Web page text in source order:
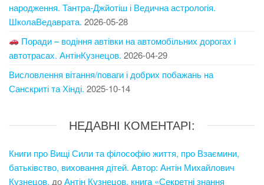
народження. Тантра-Джйотіш і Ведична астрологія.
ШколаВедаврата. 2026-05-28
Поради – водіння автівки на автомобільних дорогах і
автотрасах. АнтінКузнецов. 2026-04-29
Висловлення вітання/поваги і добрих побажань на
Санскриті та Хінді. 2025-10-14
НЕДАВНІ КОМЕНТАРІ:
Книги про Вищі Сили та філософію життя, про Взаємини,
батьківство, виховання дітей. Автор: Антін Михайлович
Кузнецов. доАнтін Кузнецов, книга «Секретні знання